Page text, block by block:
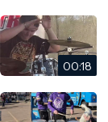
00:18